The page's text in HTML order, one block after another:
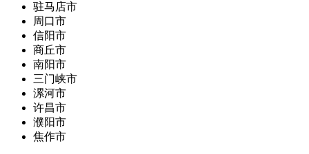
驻马店市
周口市
信阳市
商丘市
南阳市
三门峡市
漯河市
许昌市
濮阳市
焦作市